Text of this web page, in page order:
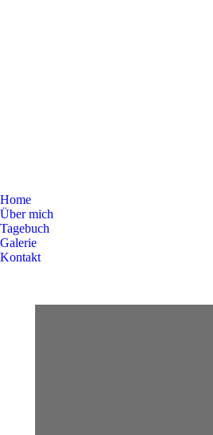
Home
Über mich
Tagebuch
Galerie
Kontakt